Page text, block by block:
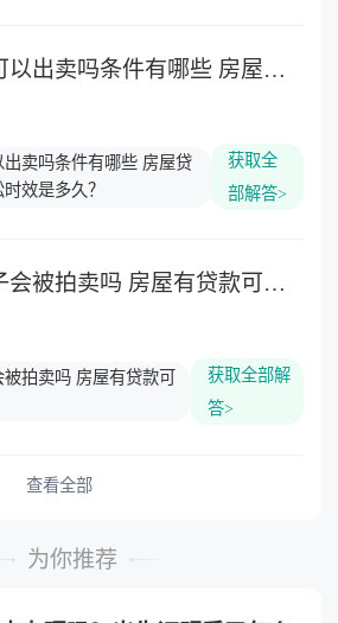
房屋有贷款可以出卖吗条件有哪些 房屋贷款还不起的诉讼时效是多久？
出卖吗条件有哪些 房屋贷
效是多久？
获取全
部解答>
不还贷款房子会被拍卖吗 房屋有贷款可以出卖吗？
拍卖吗 房屋有贷款可
获取全部解
答>
查看全部
为你推荐